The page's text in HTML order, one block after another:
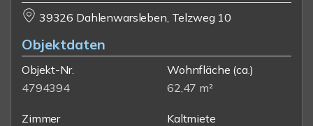
39326 Dahlenwarsleben, Telzweg 10
Objektdaten
Objekt-Nr.
4794394
Wohnfläche (ca.)
62,47 m²
Zimmer
Kaltmiete